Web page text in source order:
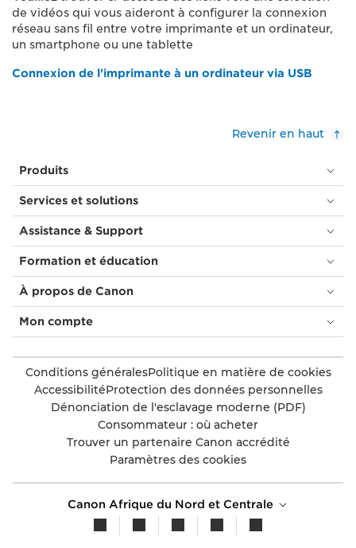
de vidéos qui vous aideront à configurer la connexion
réseau sans fil entre votre imprimante et un ordinateur,
un smartphone ou une tablette
Connexion de l'imprimante à un ordinateur via USB
Revenir en haut
Produits
Services et solutions
Assistance & Support
Formation et éducation
À propos de Canon
Mon compte
Conditions généralesPolitique en matière de cookies
AccessibilitéProtection des données personnelles
Dénonciation de l'esclavage moderne (PDF)
Consommateur : où acheter
Trouver un partenaire Canon accrédité
Paramètres des cookies
Canon Afrique du Nord et Centrale